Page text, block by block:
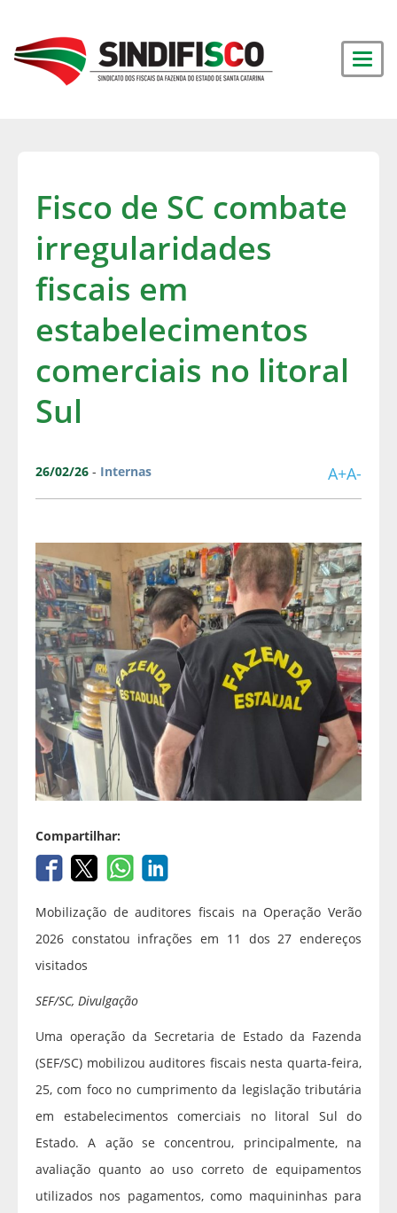
Fisco de SC combate
irregularidades
fiscais em
estabelecimentos
comerciais no litoral
Sul
26/02/26 - Internas A+A-
Compartilhar:
Mobilização de auditores fiscais na Operação Verão
2026 constatou infrações em 11 dos 27 endereços
visitados
SEF/SC, Divulgação
Uma operação da Secretaria de Estado da Fazenda
(SEF/SC) mobilizou auditores fiscais nesta quarta-feira,
25, com foco no cumprimento da legislação tributária
em estabelecimentos comerciais no litoral Sul do
Estado. A ação se concentrou, principalmente, na
avaliação quanto ao uso correto de equipamentos
utilizados nos pagamentos, como maquininhas para